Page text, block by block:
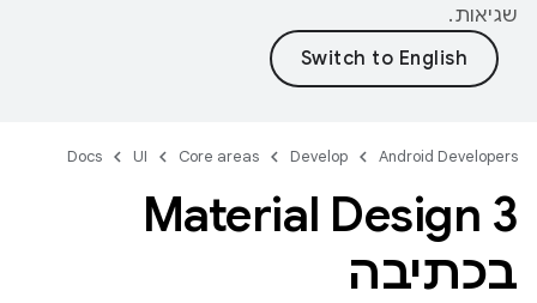
שגיאות.
Android Developers
Develop
Core areas
UI
Docs
Material Design 3
בכתיבה